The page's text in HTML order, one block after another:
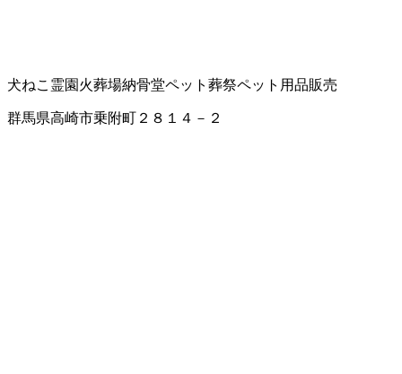
犬ねこ霊園 火葬場納骨堂ペット葬祭ペット用品販売
群馬県高崎市乗附町２８１４－２